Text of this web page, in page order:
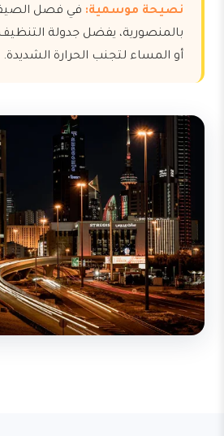
نصيحة موسمية: في فصل الصيف
بالمنصورية، يفضل جدولة التنظيف
أو المساء لتجنب الحرارة الشديدة.